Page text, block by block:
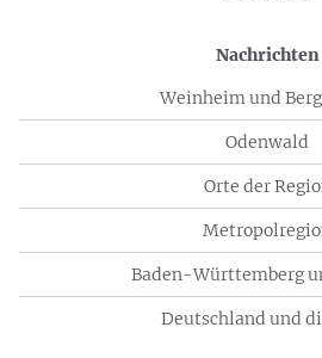
Nachrichten
Weinheim und
Odenwald
Orte der
Baden-Württemberg
Deutschland und